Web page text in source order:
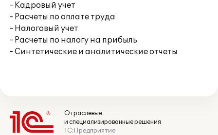
- Кадровый учет
- Расчеты по оплате труда
- Налоговый учет
- Расчеты по налогу на прибыль
- Синтетические и аналитические отчеты
Отраслевые
и специализированные решения
1С:Предприятие